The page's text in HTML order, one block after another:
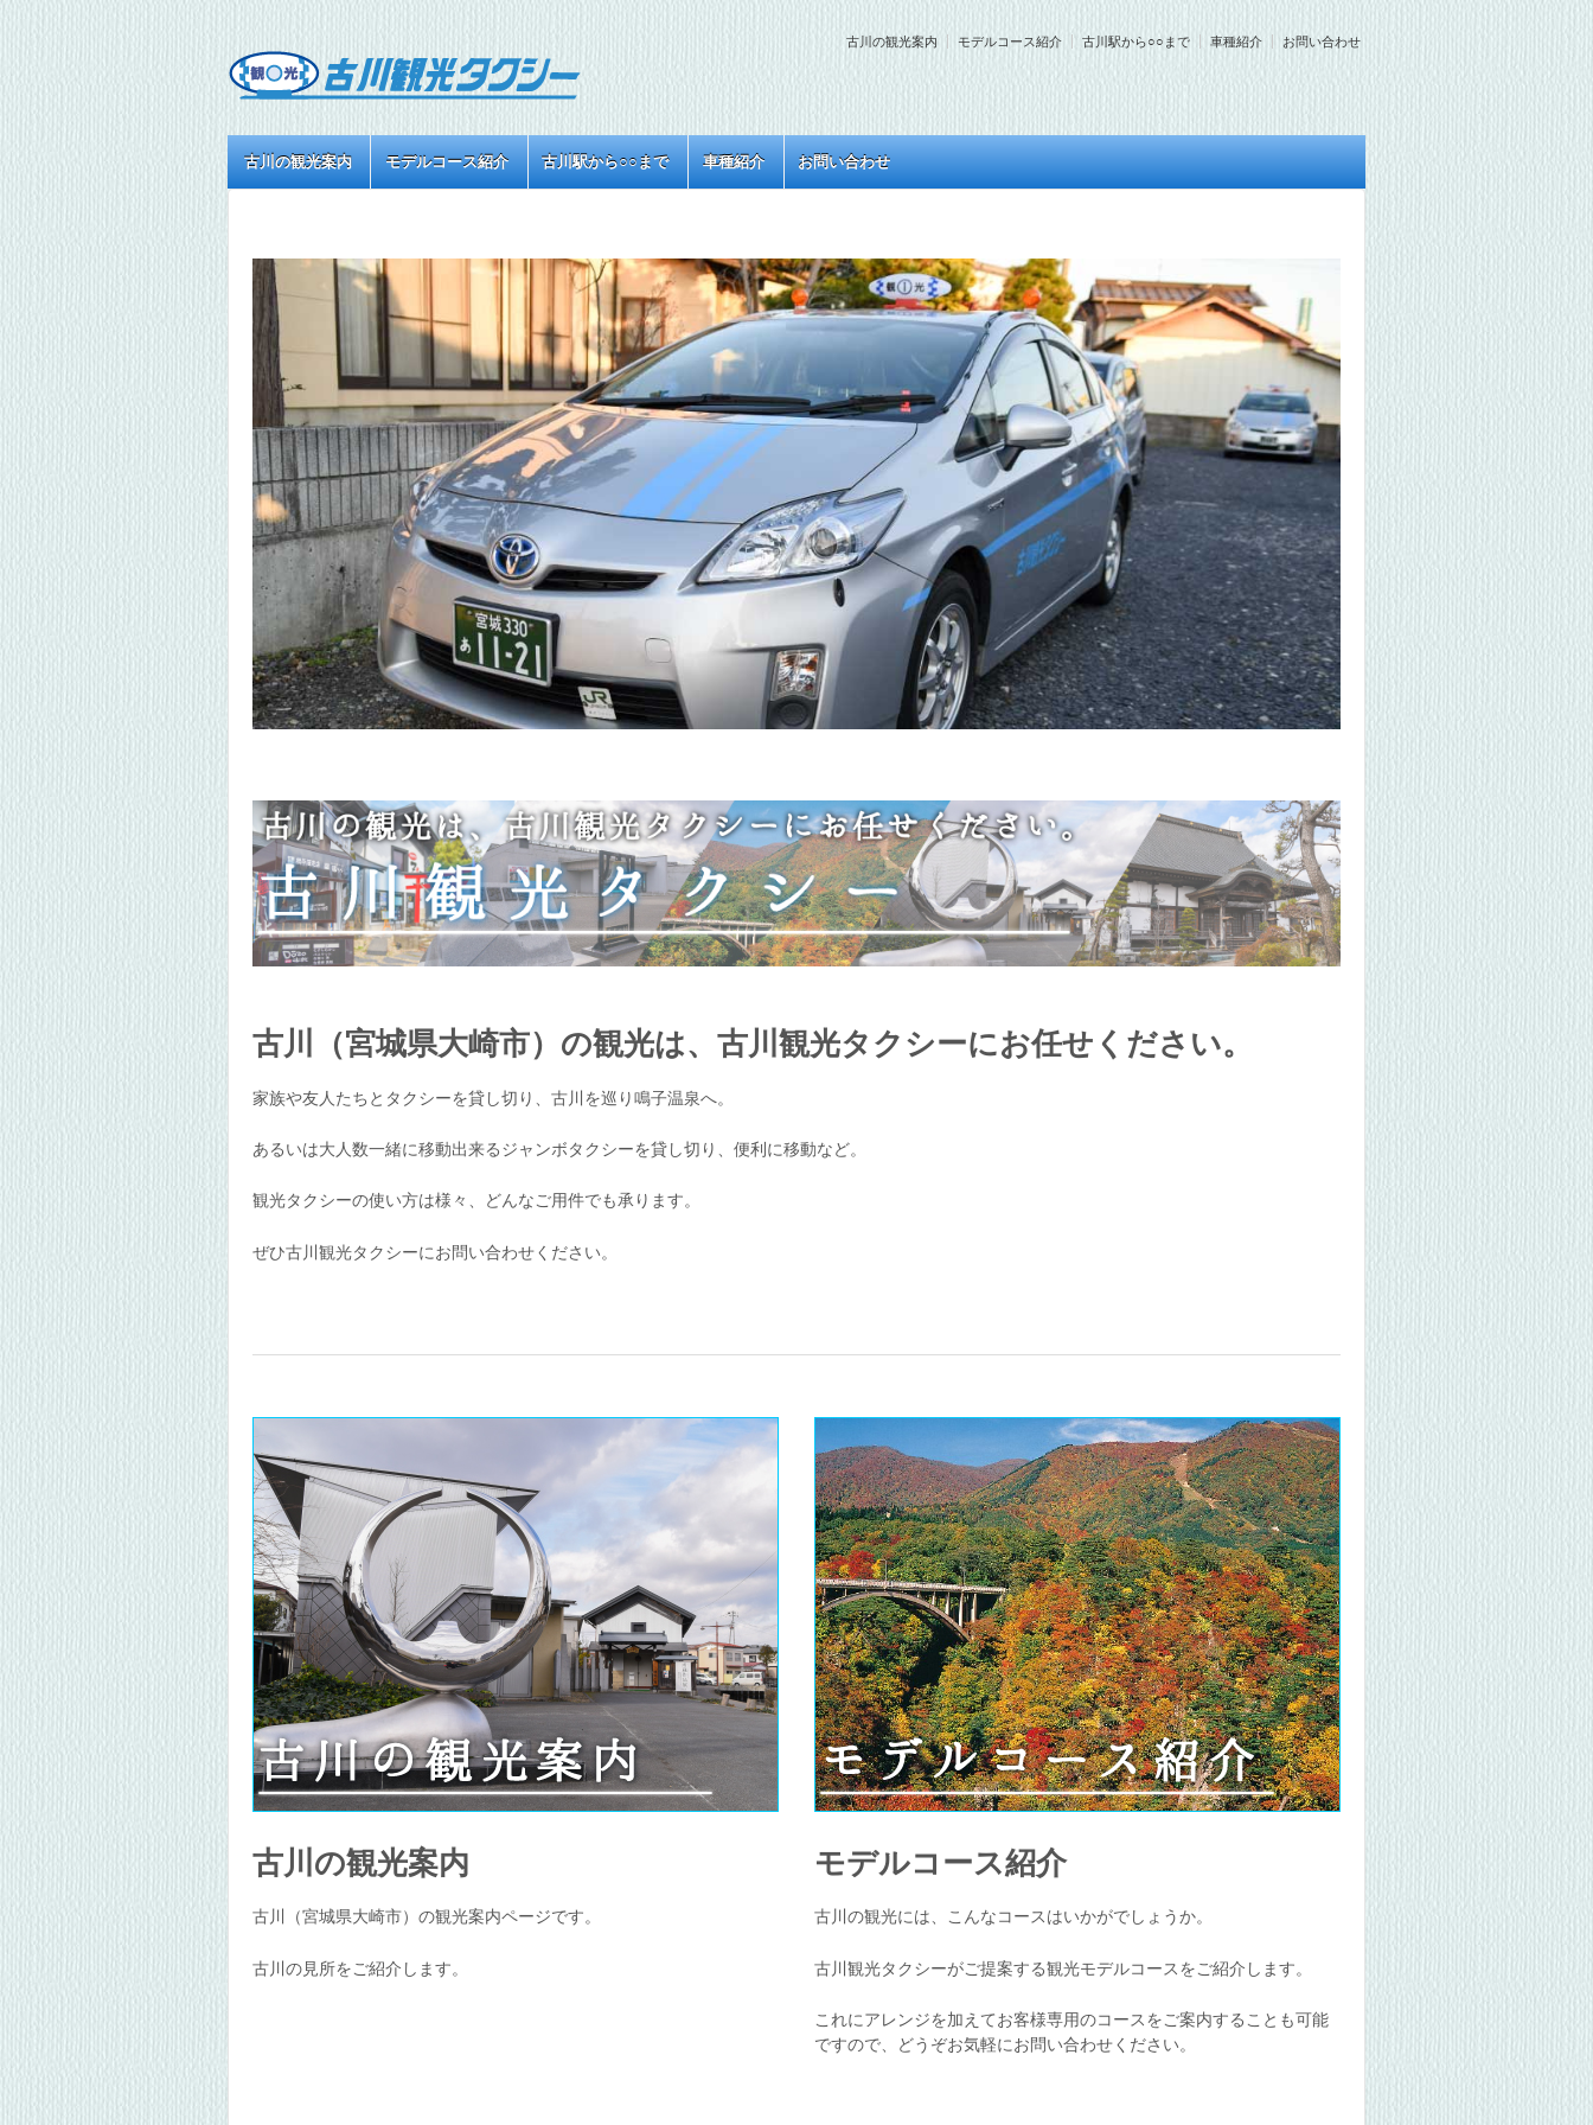
古川の観光案内 モデルコース紹介 古川駅から○○まで 車種紹介 お問い合わせ
古川の観光案内 モデルコース紹介 古川駅から○○まで 車種紹介 お問い合わせ
古川（宮城県大崎市）の観光は、古川観光タクシーにお任せください。
家族や友人たちとタクシーを貸し切り、古川を巡り鳴子温泉へ。
あるいは大人数一緒に移動出来るジャンボタクシーを貸し切り、便利に移動など。
観光タクシーの使い方は様々、どんなご用件でも承ります。
ぜひ古川観光タクシーにお問い合わせください。
古川の観光案内
古川（宮城県大崎市）の観光案内ページです。
古川の見所をご紹介します。
モデルコース紹介
古川の観光には、こんなコースはいかがでしょうか。
古川観光タクシーがご提案する観光モデルコースをご紹介します。
これにアレンジを加えてお客様専用のコースをご案内することも可能
ですので、どうぞお気軽にお問い合わせください。